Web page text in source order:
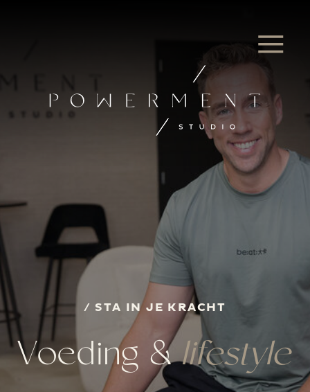
lifestyle
Voeding &
/ STA IN JE KRACHT